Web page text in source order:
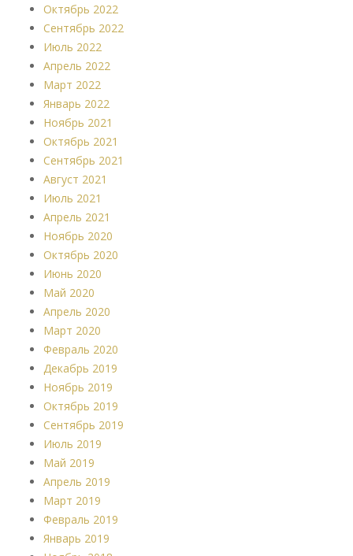
Октябрь 2022
Сентябрь 2022
Июль 2022
Апрель 2022
Март 2022
Январь 2022
Ноябрь 2021
Октябрь 2021
Сентябрь 2021
Август 2021
Июль 2021
Апрель 2021
Ноябрь 2020
Октябрь 2020
Июнь 2020
Май 2020
Апрель 2020
Март 2020
Февраль 2020
Декабрь 2019
Ноябрь 2019
Октябрь 2019
Сентябрь 2019
Июль 2019
Май 2019
Апрель 2019
Март 2019
Февраль 2019
Январь 2019